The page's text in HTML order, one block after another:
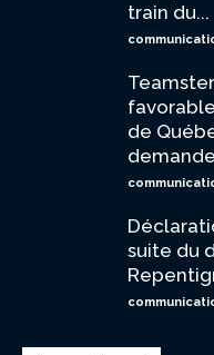
train du...
de
suite du